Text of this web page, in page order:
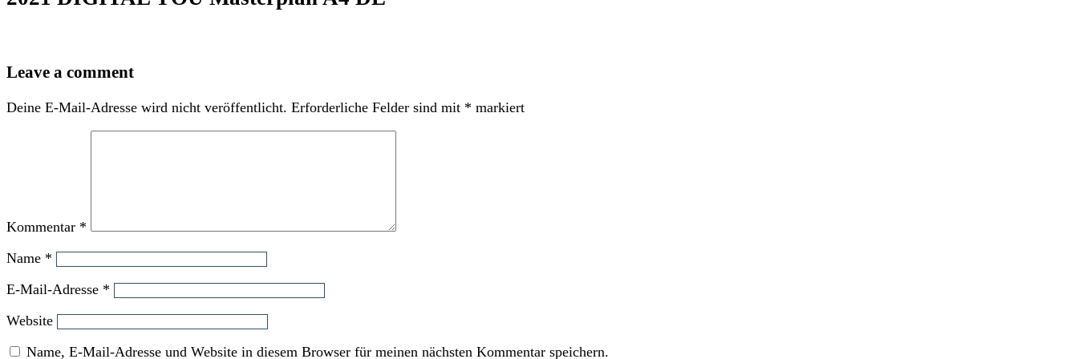
Leave a comment
Deine E-Mail-Adresse wird nicht veröffentlicht. Erforderliche Felder sind mit * markiert
Kommentar *
Name *
E-Mail-Adresse *
Website
Name, E-Mail-Adresse und Website in diesem Browser für meinen nächsten Kommentar speichern.